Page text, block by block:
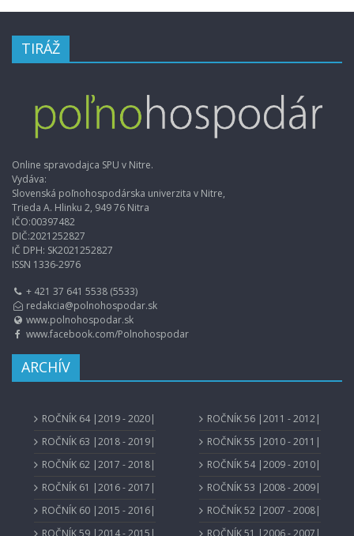
TIRÁŽ
Online spravodajca SPU v Nitre.
Vydáva:
Slovenská poľnohospodárska univerzita v Nitre,
Trieda A. Hlinku 2, 949 76 Nitra
IČO:00397482
DIČ:2021252827
IČ DPH: SK2021252827
ISSN 1336-2976
+ 421 37 641 5538 (5533)
redakcia@polnohospodar.sk
www.polnohospodar.sk
www.facebook.com/Polnohospodar
ARCHÍV
ROČNÍK 64 |2019 - 2020|
ROČNÍK 63 |2018 - 2019|
ROČNÍK 62 |2017 - 2018|
ROČNÍK 61 |2016 - 2017|
ROČNÍK 60 |2015 - 2016|
ROČNÍK 56 |2011 - 2012|
ROČNÍK 55 |2010 - 2011|
ROČNÍK 54 |2009 - 2010|
ROČNÍK 53 |2008 - 2009|
ROČNÍK 52 |2007 - 2008|